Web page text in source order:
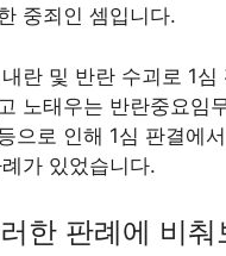
중죄인 셈입니다.
란 및 반란 수괴로 1심
노태우는 반란중요임
으로 인해 1심 판결에
가 있었습니다.
한 판례에 비춰